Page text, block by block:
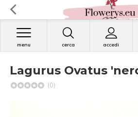
cerca accedi
menu
Lagurus Ovatus
(0)